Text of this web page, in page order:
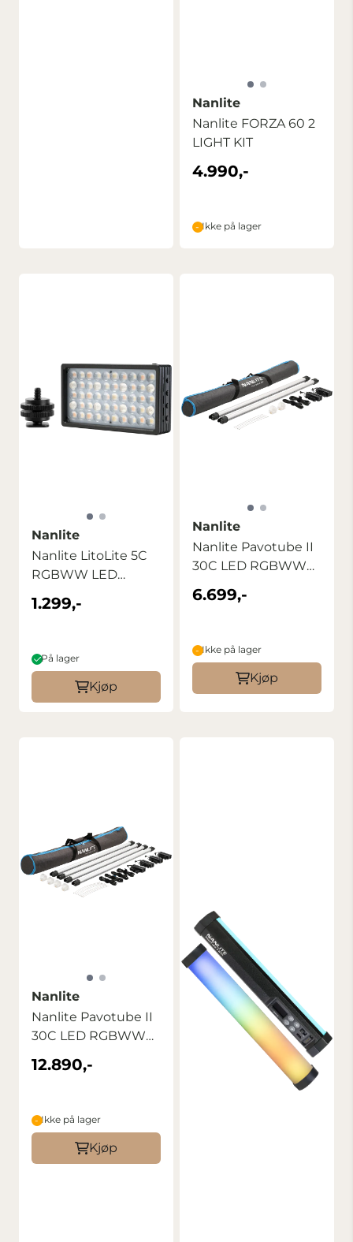
Nanlite
Nanlite FORZA 60 2
LIGHT KIT
4.990,-
Ikke på lager
Nanlite
Nanlite LitoLite 5C
RGBWW LED
Pocket Light
1.299,-
På lager
Kjøp
Nanlite
Nanlite Pavotube II
30C LED RGBWW
Tube Light 2 ...
6.699,-
Ikke på lager
Kjøp
Nanlite
Nanlite Pavotube II
30C LED RGBWW
Tube Light 4 ...
12.890,-
Ikke på lager
Kjøp